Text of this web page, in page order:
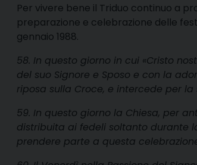
Per vivere bene il Triduo continuo a
preparazione e celebrazione delle
gennaio 1988.
58. In questo giorno in cui «Cristo
del suo Signore e Sposo e con la
riposa sulla Croce, e intercede per
59. In questo giorno la Chiesa, per
distribuita ai fedeli soltanto durante
prendere parte a questa